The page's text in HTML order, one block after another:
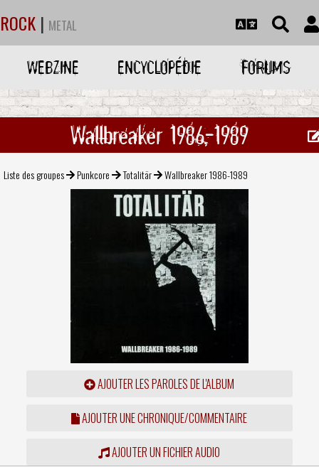
ROCK | METAL
WEBZINE ENCYCLOPÉDIE FORUMS
Wallbreaker 1986-1989
Liste des groupes Punkcore Totalitär Wallbreaker 1986-1989
AJOUTER LES PAROLES DE L'ALBUM
AJOUTER UNE CHRONIQUE/COMMENTAIRE
AJOUTER UN FICHIER AUDIO